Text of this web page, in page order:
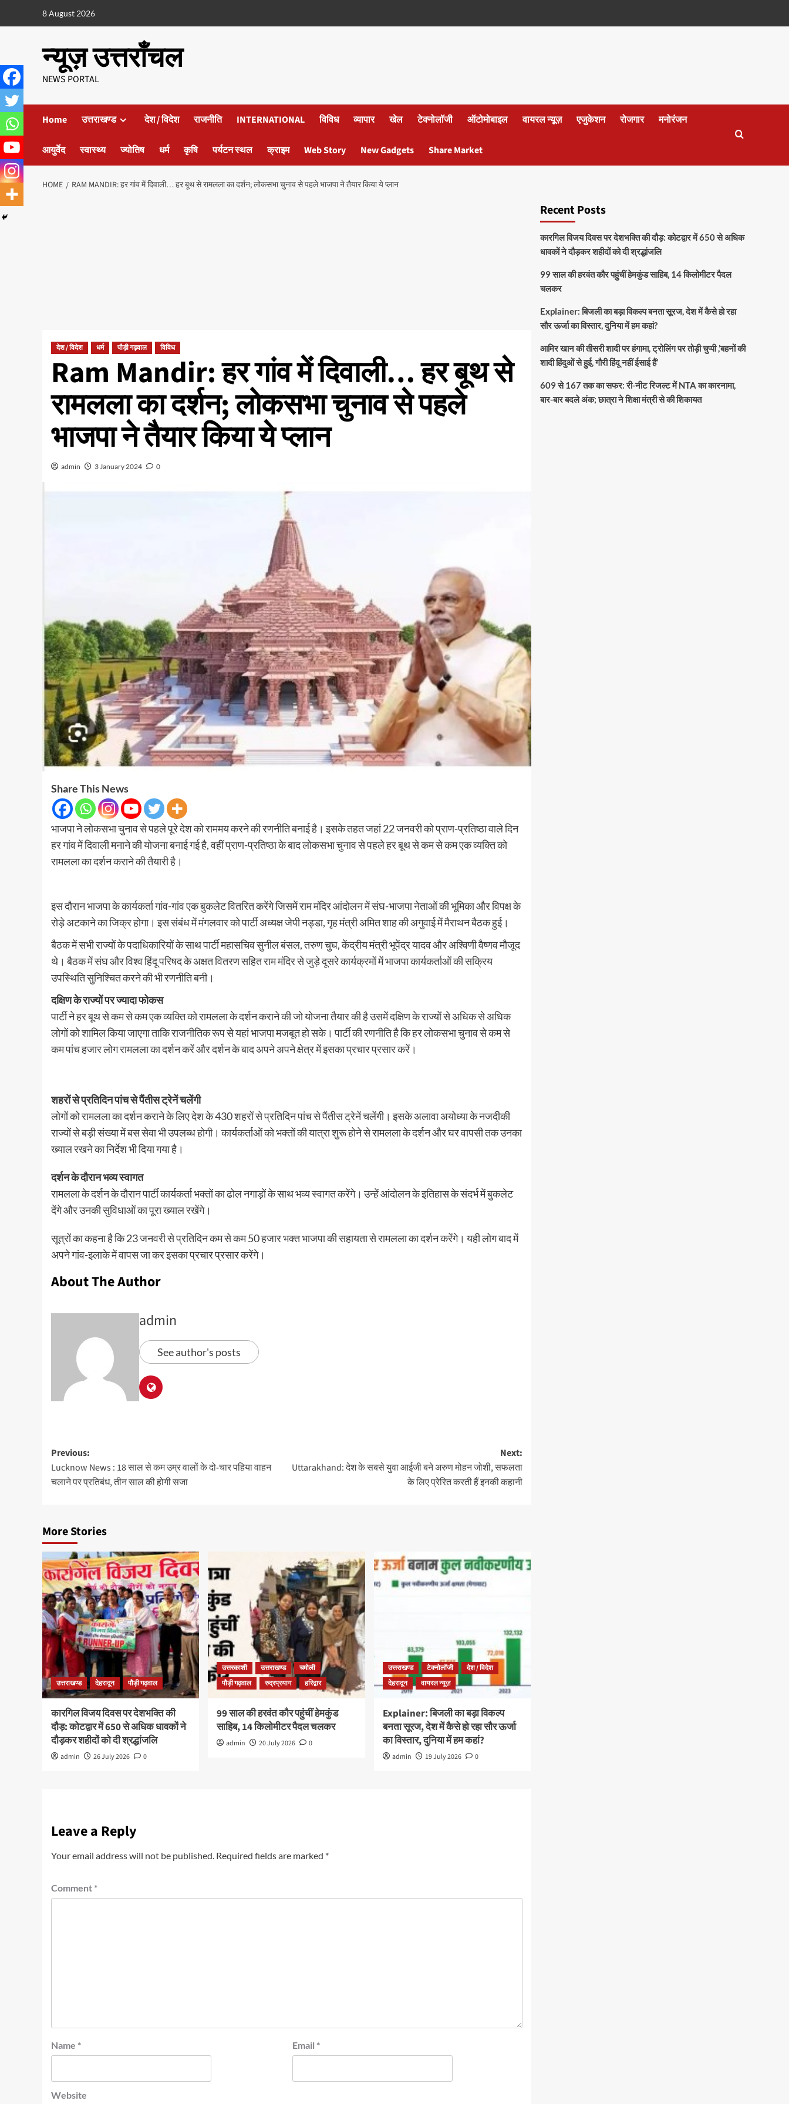
8 August 2026
न्यूज़ उत्तराँचल
NEWS PORTAL
Home उत्तराखण्ड देश / विदेश राजनीति INTERNATIONAL विविध व्यापार खेल टेक्नोलॉजी ऑटोमोबाइल वायरल न्यूज़ एजुकेशन रोजगार मनोरंजन
आयुर्वेद स्वास्थ्य ज्योतिष धर्म कृषि पर्यटन स्थल क्राइम Web Story New Gadgets Share Market
HOME RAM MANDIR: हर गांव में दिवाली… हर बूथ से रामलला का दर्शन; लोकसभा चुनाव से पहले भाजपा ने तैयार किया ये प्लान
देश / विदेश धर्म पौड़ी गढ़वाल विविध
Ram Mandir: हर गांव में दिवाली… हर बूथ से
रामलला का दर्शन; लोकसभा चुनाव से पहले
भाजपा ने तैयार किया ये प्लान
admin 3 January 2024 0
Share This News
भाजपा ने लोकसभा चुनाव से पहले पूरे देश को राममय करने की रणनीति बनाई है। इसके तहत जहां 22 जनवरी को प्राण-प्रतिष्ठा वाले दिन
हर गांव में दिवाली मनाने की योजना बनाई गई है, वहीं प्राण-प्रतिष्ठा के बाद लोकसभा चुनाव से पहले हर बूथ से कम से कम एक व्यक्ति को
रामलला का दर्शन कराने की तैयारी है।
इस दौरान भाजपा के कार्यकर्ता गांव-गांव एक बुकलेट वितरित करेंगे जिसमें राम मंदिर आंदोलन में संघ-भाजपा नेताओं की भूमिका और विपक्ष के
रोड़े अटकाने का जिक्र होगा। इस संबंध में मंगलवार को पार्टी अध्यक्ष जेपी नड्डा, गृह मंत्री अमित शाह की अगुवाई में मैराथन बैठक हुई।
बैठक में सभी राज्यों के पदाधिकारियों के साथ पार्टी महासचिव सुनील बंसल, तरुण चुघ, केंद्रीय मंत्री भूपेंद्र यादव और अश्विणी वैष्णव मौजूद
थे। बैठक में संघ और विश्व हिंदू परिषद के अक्षत वितरण सहित राम मंदिर से जुड़े दूसरे कार्यक्रमों में भाजपा कार्यकर्ताओं की सक्रिय
उपस्थिति सुनिश्चित करने की भी रणनीति बनी।
दक्षिण के राज्यों पर ज्यादा फोकस
पार्टी ने हर बूथ से कम से कम एक व्यक्ति को रामलला के दर्शन कराने की जो योजना तैयार की है उसमें दक्षिण के राज्यों से अधिक से अधिक
लोगों को शामिल किया जाएगा ताकि राजनीतिक रूप से यहां भाजपा मजबूत हो सके। पार्टी की रणनीति है कि हर लोकसभा चुनाव से कम से
कम पांच हजार लोग रामलला का दर्शन करें और दर्शन के बाद अपने अपने क्षेत्र में इसका प्रचार प्रसार करें।
शहरों से प्रतिदिन पांच से पैंतीस ट्रेनें चलेंगी
लोगों को रामलला का दर्शन कराने के लिए देश के 430 शहरों से प्रतिदिन पांच से पैंतीस ट्रेनें चलेंगी। इसके अलावा अयोध्या के नजदीकी
राज्यों से बड़ी संख्या में बस सेवा भी उपलब्ध होगी। कार्यकर्ताओं को भक्तों की यात्रा शुरू होने से रामलला के दर्शन और घर वापसी तक उनका
ख्याल रखने का निर्देश भी दिया गया है।
दर्शन के दौरान भव्य स्वागत
रामलला के दर्शन के दौरान पार्टी कार्यकर्ता भक्तों का ढोल नगाड़ों के साथ भव्य स्वागत करेंगे। उन्हें आंदोलन के इतिहास के संदर्भ में बुकलेट
देंगे और उनकी सुविधाओं का पूरा ख्याल रखेंगे।
सूत्रों का कहना है कि 23 जनवरी से प्रतिदिन कम से कम 50 हजार भक्त भाजपा की सहायता से रामलला का दर्शन करेंगे। यही लोग बाद में
अपने गांव-इलाके में वापस जा कर इसका प्रचार प्रसार करेंगे।
About The Author
admin
See author's posts
Previous:
Lucknow News : 18 साल से कम उम्र वालों के दो-चार पहिया वाहन
चलाने पर प्रतिबंध, तीन साल की होगी सजा
Next:
Uttarakhand: देश के सबसे युवा आईजी बने अरुण मोहन जोशी, सफलता
के लिए प्रेरित करती हैं इनकी कहानी
More Stories
उत्तराखण्ड देहरादून पौड़ी गढ़वाल
कारगिल विजय दिवस पर देशभक्ति की
दौड़: कोटद्वार में 650 से अधिक धावकों ने
दौड़कर शहीदों को दी श्रद्धांजलि
admin 26 July 2026 0
उत्तरकाशी उत्तराखण्ड
चमोली
पौड़ी गढ़वाल
रुद्रप्रयाग हरिद्वार
99 साल की हरवंत कौर पहुंचीं हेमकुंड
साहिब, 14 किलोमीटर पैदल चलकर
admin 20 July 2026 0
उत्तराखण्ड टेक्नोलॉजी
देश / विदेश
देहरादून
वायरल न्यूज़
Explainer: बिजली का बड़ा विकल्प
बनता सूरज, देश में कैसे हो रहा सौर ऊर्जा
का विस्तार, दुनिया में हम कहां?
admin 19 July 2026 0
Leave a Reply
Your email address will not be published. Required fields are marked *
Comment *
Name * Email *
Website
Recent Posts
कारगिल विजय दिवस पर देशभक्ति की दौड़: कोटद्वार में 650 से अधिक
धावकों ने दौड़कर शहीदों को दी श्रद्धांजलि
99 साल की हरवंत कौर पहुंचीं हेमकुंड साहिब, 14 किलोमीटर पैदल
चलकर
Explainer: बिजली का बड़ा विकल्प बनता सूरज, देश में कैसे हो रहा
सौर ऊर्जा का विस्तार, दुनिया में हम कहां?
आमिर खान की तीसरी शादी पर हंगामा, ट्रोलिंग पर तोड़ी चुप्पी ,’बहनों की
शादी हिंदुओं से हुई, गौरी हिंदू नहीं ईसाई हैं’
609 से 167 तक का सफर: री-नीट रिजल्ट में NTA का कारनामा,
बार-बार बदले अंक; छात्रा ने शिक्षा मंत्री से की शिकायत